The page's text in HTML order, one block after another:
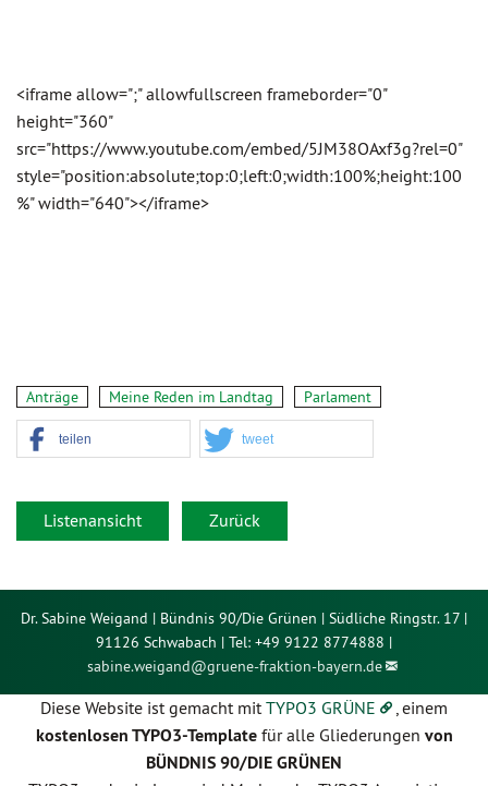
<iframe allow=";" allowfullscreen frameborder="0"
height="360"
src="https://www.youtube.com/embed/5JM38OAxf3g?rel=0"
style="position:absolute;top:0;left:0;width:100%;height:100
%" width="640"></iframe>
Anträge Meine Reden im Landtag Parlament
teilen tweet
Listenansicht Zurück
Dr. Sabine Weigand | Bündnis 90/Die Grünen | Südliche Ringstr. 17 |
91126 Schwabach | Tel: +49 9122 8774888 |
sabine.weigand@gruene-fraktion-bayern.de
Diese Website ist gemacht mitTYPO3 GRÜNE , einem
kostenlosen TYPO3-Templatefür alle Gliederungen von
BÜNDNIS 90/DIE GRÜNEN